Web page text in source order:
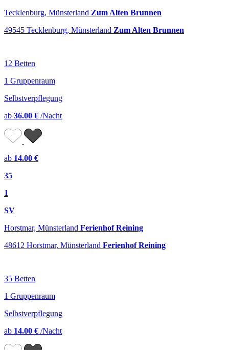
Tecklenburg, Münsterland Zum Alten Brunnen
49545 Tecklenburg, Münsterland Zum Alten Brunnen
12 Betten
1 Gruppenraum
Selbstverpflegung
ab 36.00 € /Nacht
ab 14.00 €
35
1
SV
Horstmar, Münsterland Ferienhof Reining
48612 Horstmar, Münsterland Ferienhof Reining
35 Betten
1 Gruppenraum
Selbstverpflegung
ab 14.00 € /Nacht